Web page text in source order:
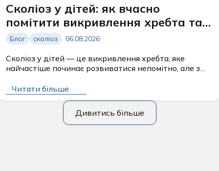
Дивитись більше
Сколіоз у дітей: як вчасно
помітити викривлення хребта та
відновити поставу
Блог сколіоз 06.08.2026
Сколіоз у дітей — це викривлення хребта, яке
найчастіше починає розвиватися непомітно, але з
загальне самопочуття дитини. Батькам...
Читати більше